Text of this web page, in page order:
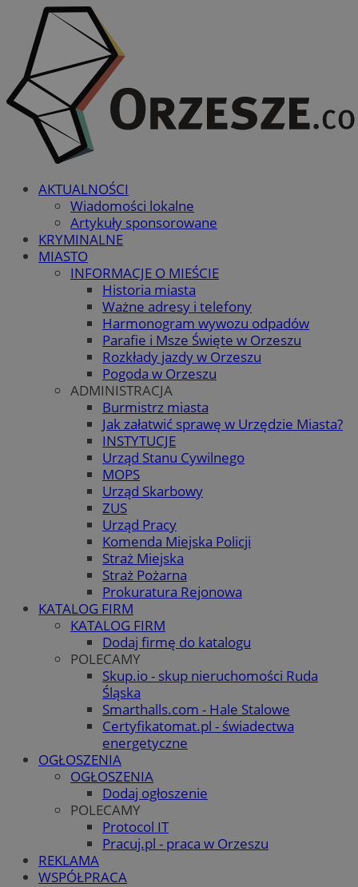
AKTUALNOŚCI
Wiadomości lokalne
Artykuły sponsorowane
KRYMINALNE
MIASTO
INFORMACJE O MIEŚCIE
Historia miasta
Ważne adresy i telefony
Harmonogram wywozu odpadów
Parafie i Msze Święte w Orzeszu
Rozkłady jazdy w Orzeszu
Pogoda w Orzeszu
ADMINISTRACJA
Burmistrz miasta
Jak załatwić sprawę w Urzędzie Miasta?
INSTYTUCJE
Urząd Stanu Cywilnego
MOPS
Urząd Skarbowy
ZUS
Urząd Pracy
Komenda Miejska Policji
Straż Miejska
Straż Pożarna
Prokuratura Rejonowa
KATALOG FIRM
KATALOG FIRM
Dodaj firmę do katalogu
POLECAMY
Skup.io - skup nieruchomości Ruda
Śląska
Smarthalls.com - Hale Stalowe
Certyfikatomat.pl - świadectwa
energetyczne
OGŁOSZENIA
OGŁOSZENIA
Dodaj ogłoszenie
POLECAMY
Protocol IT
Pracuj.pl - praca w Orzeszu
REKLAMA
WSPÓŁPRACA